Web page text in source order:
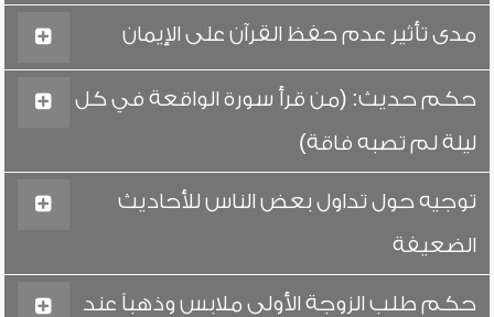
مدى تأثير عدم حفظ القرآن على الإيمان
حكم حديث: (من قرأ سورة الواقعة في كل
ليلة لم تصبه فاقة)
توجيه حول تداول بعض الناس للأحاديث
الضعيفة
حكم طلب الزوجة الأولى ملابس وذهباً عند